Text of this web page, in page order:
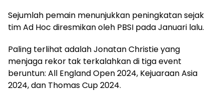
Sejumlah pemain menunjukkan peningkatan sejak
tim Ad Hoc diresmikan oleh PBSI pada Januari lalu.
Paling terlihat adalah Jonatan Christie yang
menjaga rekor tak terkalahkan di tiga event
beruntun: All England Open 2024, Kejuaraan Asia
2024, dan Thomas Cup 2024.